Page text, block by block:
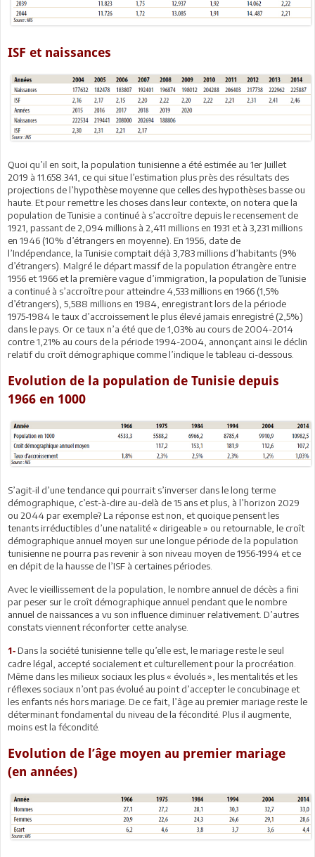
ISF et naissances
Quoi qu’il en soit, la population tunisienne a été estimée au 1er Juillet
2019 à 11.658.341, ce qui situe l’estimation plus près des résultats des
projections de l’hypothèse moyenne que celles des hypothèses basse ou
haute. Et pour remettre les choses dans leur contexte, on notera que la
population de Tunisie a continué à s’accroître depuis le recensement de
1921, passant de 2,094 millions à 2,411 millions en 1931 et à 3,231 millions
en 1946 (10% d’étrangers en moyenne). En 1956, date de
l’Indépendance, la Tunisie comptait déjà 3,783 millions d’habitants (9%
d’étrangers). Malgré le départ massif de la population étrangère entre
1956 et 1966 et la première vague d’immigration, la population de Tunisie
a continué à s’accroître pour atteindre 4,533 millions en 1966 (1,5%
d’étrangers), 5,588 millions en 1984, enregistrant lors de la période
1975-1984 le taux d’accroissement le plus élevé jamais enregistré (2,5%)
dans le pays. Or ce taux n’a été que de 1,03% au cours de 2004-2014
contre 1,21% au cours de la période 1994-2004, annonçant ainsi le déclin
relatif du croît démographique comme l’indique le tableau ci-dessous.
Evolution de la population de Tunisie depuis
1966 en 1000
S’agit-il d’une tendance qui pourrait s’inverser dans le long terme
démographique, c’est-à-dire au-delà de 15 ans et plus, à l’horizon 2029
ou 2044 par exemple? La réponse est non, et quoique pensent les
tenants irréductibles d’une natalité « dirigeable » ou retournable, le croît
démographique annuel moyen sur une longue période de la population
tunisienne ne pourra pas revenir à son niveau moyen de 1956-1994 et ce
en dépit de la hausse de l’ISF à certaines périodes.
Avec le vieillissement de la population, le nombre annuel de décès a fini
par peser sur le croît démographique annuel pendant que le nombre
annuel de naissances a vu son influence diminuer relativement. D’autres
constats viennent réconforter cette analyse.
1- Dans la société tunisienne telle qu’elle est, le mariage reste le seul
cadre légal, accepté socialement et culturellement pour la procréation.
Même dans les milieux sociaux les plus « évolués », les mentalités et les
réflexes sociaux n’ont pas évolué au point d’accepter le concubinage et
les enfants nés hors mariage. De ce fait, l’âge au premier mariage reste le
déterminant fondamental du niveau de la fécondité. Plus il augmente,
moins est la fécondité.
Evolution de l’âge moyen au premier mariage
(en années)